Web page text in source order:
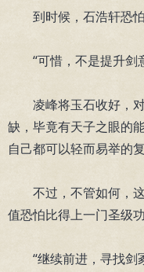
到时候，石浩轩恐怕
“可惜，不是提升剑
凌峰将玉石收好，对
缺，毕竟有天子之眼的
自己都可以轻而易举的复
不过，不管如何，这
值恐怕比得上一门圣级
“继续前进，寻找剑